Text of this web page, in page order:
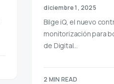
diciembre 1, 2025
Bilge iQ, el nuevo
monitorización para
de Digital…
2 MIN READ